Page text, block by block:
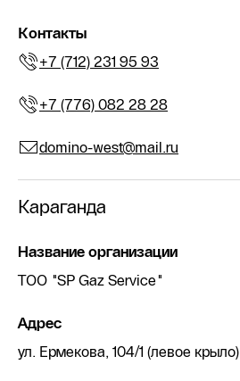
Контакты
+7 (712) 231 95 93
+7 (776) 082 28 28
domino-west@mail.ru
Караганда
Название организации
ТОО "SP Gaz Service"
Адрес
ул. Ермекова, 104/1 (левое крыло)